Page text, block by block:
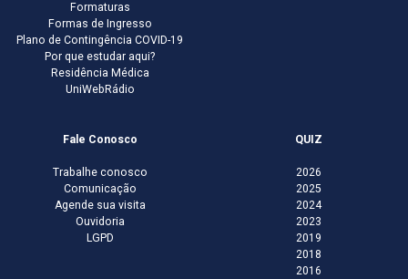
Formaturas
Formas de Ingresso
Plano de Contingência COVID-19
Por que estudar aqui?
Residência Médica
UniWebRádio
Fale Conosco
Trabalhe conosco
Comunicação
Agende sua visita
Ouvidoria
LGPD
QUIZ
2026
2025
2024
2023
2019
2018
2016